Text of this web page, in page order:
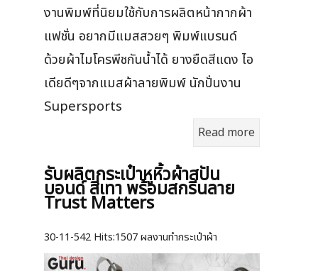
งานพิมพ์ที่นิยมใช้กับการผลิตหน้ากากผ้า
แฟชั่น อยากมีแมสสวยๆ พิมพ์แบรนด์
ด้วยผ้าไมโครพีชกันน้ำได้ ยางยืดสีแดง ไอ
เดียดีๆจากแมสผ้าลายพิมพ์ นักปั่นงาน
Supersports
Read more
รับผลิตกระเป๋าหูหิ้วผ้าสปัน
บอนด์ สีเทา พร้อมสกรีนลาย
Trust Matters
30-11-542 Hits:1507 ผลงานทำกระเป๋าผ้า